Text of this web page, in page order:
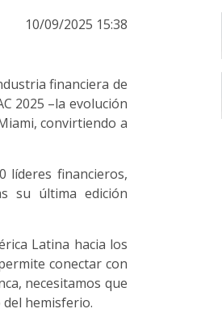
10/09/2025 15:38
financiera de
2025 –la evolución
convirtiendo a
líderes financieros,
su última edición
Latina hacia los
conectar con
necesitamos que
del hemisferio.